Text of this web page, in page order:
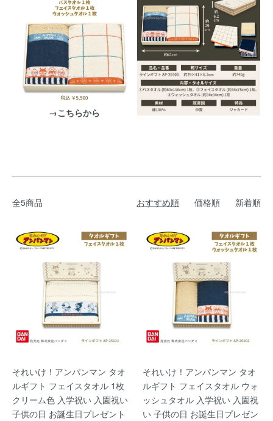
→こちらから
全5商品 おすすめ順 価格順 新着順
それいけ！アンパンマン タオ
ルギフト フェイスタオル 1枚
クリーム色 入学祝い 入園祝い
子供の日 お誕生日プレゼント
それいけ！アンパンマン タオ
ルギフト フェイスタオル ウォ
ッシュタオル 入学祝い 入園祝
い 子供の日 お誕生日プレゼン